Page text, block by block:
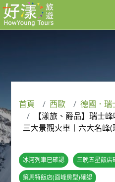
首頁 西歐
德國．瑞
【漾旅、爵品】瑞士
三大景觀火車丨六大名峰
冰河列車已確認 三晚五星飯店
策馬特飯店(面峰房型)確認